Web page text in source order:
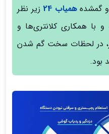
و گمشدههمیاب 24
زیر نظر
با همکاری کلانتری‌ها و
در لحظات سخت گم شدن
بود.